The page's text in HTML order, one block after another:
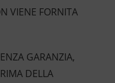
VIENE FORNITA
GARANZIA,
DELLA